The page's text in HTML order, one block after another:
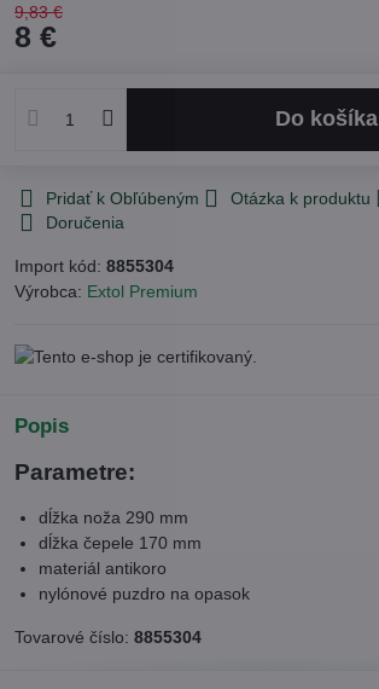
9,83 €
8 €
Do košíka
Pridať k Obľúbeným Otázka k produktu
Doručenia
Import kód: 8855304
Výrobca: Extol Premium
Popis
Parametre:
dĺžka noža 290 mm
dĺžka čepele 170 mm
materiál antikoro
nylónové puzdro na opasok
Tovarové číslo: 8855304